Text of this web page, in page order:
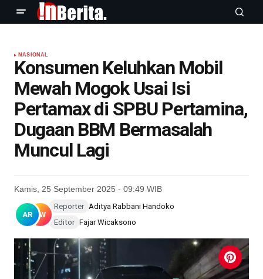
NASIONAL
Konsumen Keluhkan Mobil
Mewah Mogok Usai Isi
Pertamax di SPBU Pertamina,
Dugaan BBM Bermasalah
Muncul Lagi
Kamis, 25 September 2025 - 09:49 WIB
AR FW
Reporter Aditya Rabbani Handoko
Editor Fajar Wicaksono